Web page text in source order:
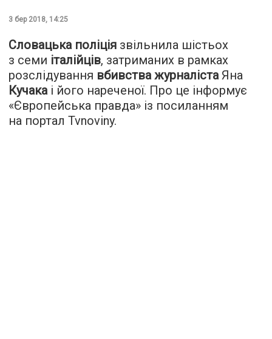
3 бер 2018, 14:25
Словацька поліція звільнила шістьох
з семи італійців, затриманих в рамках
розслідування вбивства журналіста Яна
Кучака і його нареченої. Про це інформує
«Європейська правда» із посиланням
на портал Tvnoviny.